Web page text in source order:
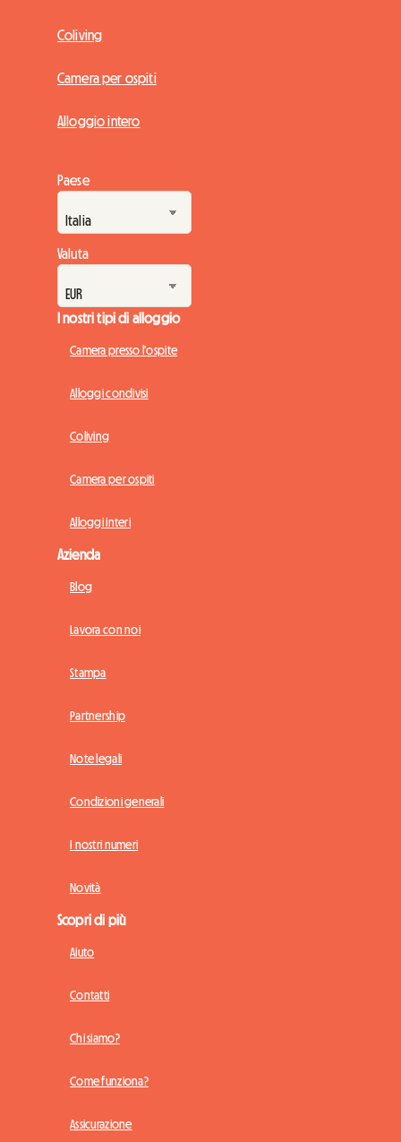
Coliving
Camera per ospiti
Alloggio intero
Paese
Valuta
I nostri tipi di alloggio
Camera presso l'ospite
Alloggi condivisi
Coliving
Camera per ospiti
Alloggi interi
Azienda
Blog
Lavora con noi
Stampa
Partnership
Note legali
Condizioni generali
I nostri numeri
Novità
Scopri di più
Aiuto
Contatti
Chi siamo?
Come funziona?
Assicurazione